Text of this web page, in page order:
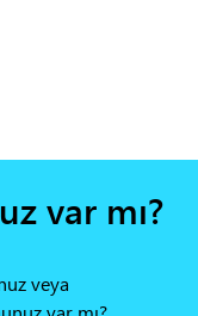
var mı?
veya